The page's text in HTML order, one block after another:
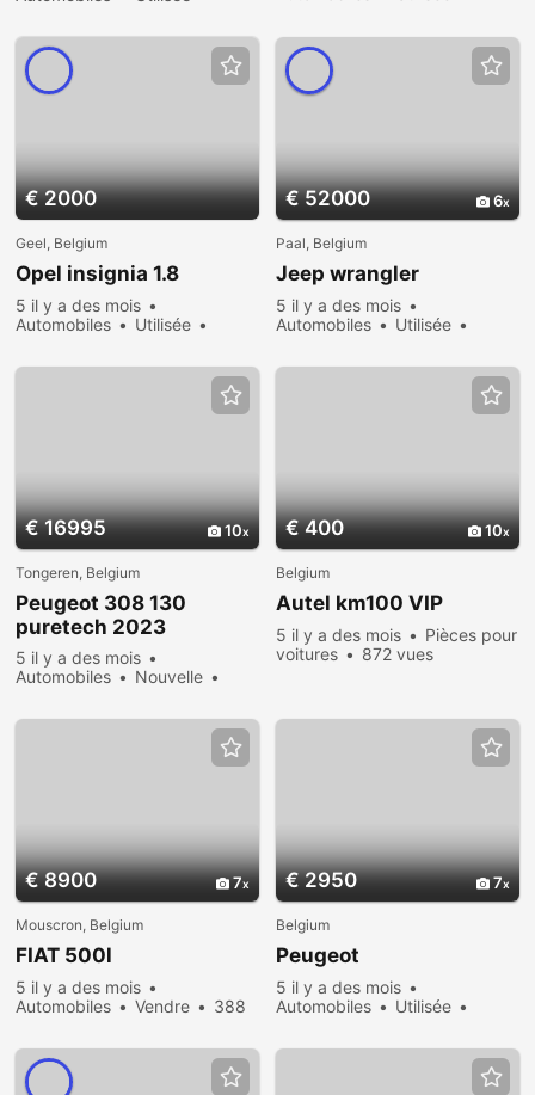
€ 2000
Geel, Belgium
Opel insignia 1.8
5 il y a des mois
Automobiles
Utilisée
€ 52000 6
Paal, Belgium
Jeep wrangler
5 il y a des mois
Automobiles
Utilisée
€ 16995 10
Tongeren, Belgium
Peugeot 308 130
puretech 2023
5 il y a des mois
Automobiles
Nouvelle
€ 400 10
Belgium
Autel km100 VIP
5 il y a des mois
Pièces pour
voitures
872 vues
€ 8900 7
Mouscron, Belgium
FIAT 500l
5 il y a des mois
Automobiles
Vendre
388
€ 2950 7
Belgium
Peugeot
5 il y a des mois
Automobiles
Utilisée